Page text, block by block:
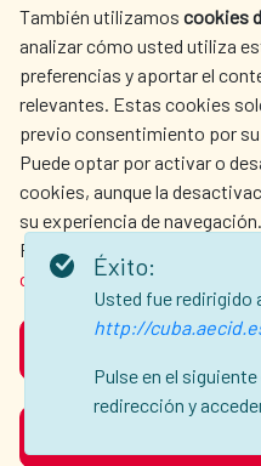
También utilizamos cookies
analizar cómo usted utiliza
preferencias y aportar el
relevantes. Estas cookies
previo consentimiento por
Puede optar por activar o
cookies, aunque la
su experiencia de navegación.
Para obtener más
cookies
CULTURA Y CIENCIA
NUESTRAS REDES
POLÍTICA DE COOKIES
Éxito:
Usted fue redirigido
http://
Pulse en el
redirección y